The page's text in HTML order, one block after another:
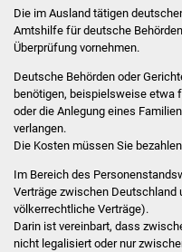
Die im Ausland tätigen
Amtshilfe für deutsche
Überprüfung vornehmen.
Deutsche Behörden oder
benötigen, beispielsweise etwa
oder die Anlegung eines
verlangen.
Die Kosten müssen Sie
Im Bereich des
Verträge zwischen Deutschland
völkerrechtliche Verträge).
Darin ist vereinbart, dass
nicht legalisiert oder nur